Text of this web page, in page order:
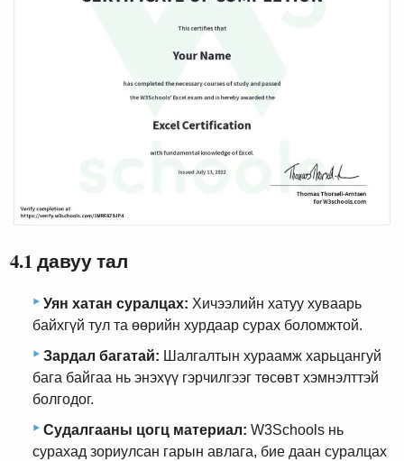
4.1 давуу тал
Уян хатан суралцах: Хичээлийн хатуу хуваарь
байхгүй тул та өөрийн хурдаар сурах боломжтой.
Зардал багатай: Шалгалтын хураамж харьцангуй
бага байгаа нь энэхүү гэрчилгээг төсөвт хэмнэлттэй
болгодог.
Судалгааны цогц материал: W3Schools нь
сурахад зориулсан гарын авлага, бие даан суралцах